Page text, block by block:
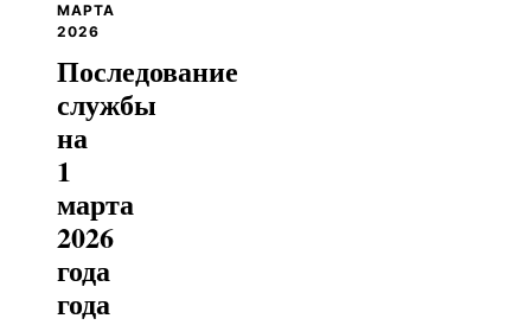
МАРТА
2026
Последование
службы
на
1
марта
2026
года
года